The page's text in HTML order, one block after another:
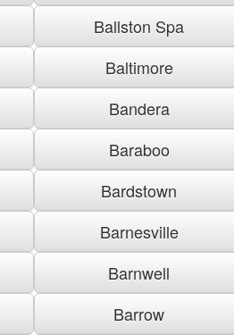
Ballston Spa
Baltimore
Bandera
Baraboo
Bardstown
Barnesville
Barnwell
Barrow